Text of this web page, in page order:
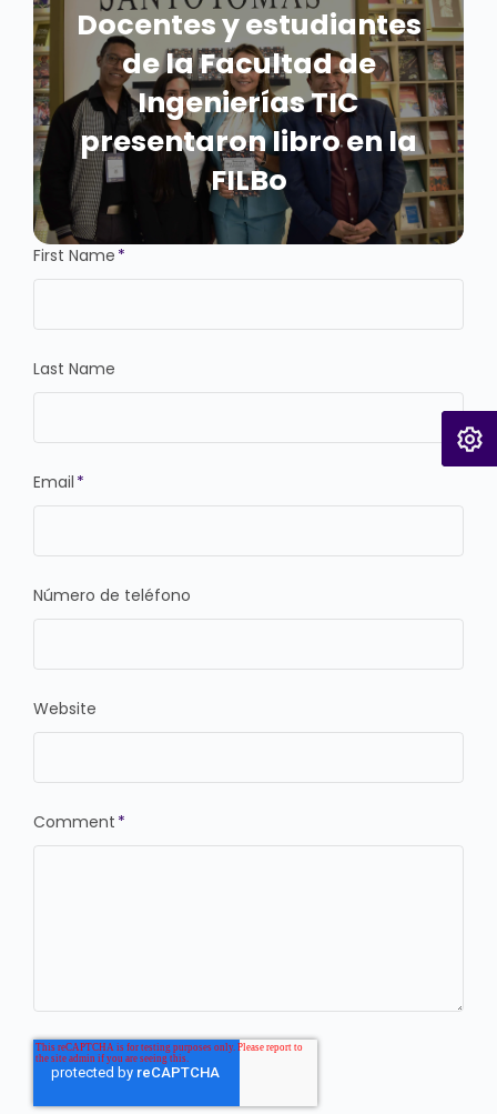
Docentes y estudiantes
de la Facultad de
Ingenierías TIC
presentaron libro en la
FILBo
First Name *
Last Name
Email *
Número de teléfono
Website
Comment *